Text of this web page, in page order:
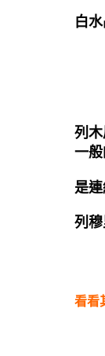
白
列
一
是
列
看看